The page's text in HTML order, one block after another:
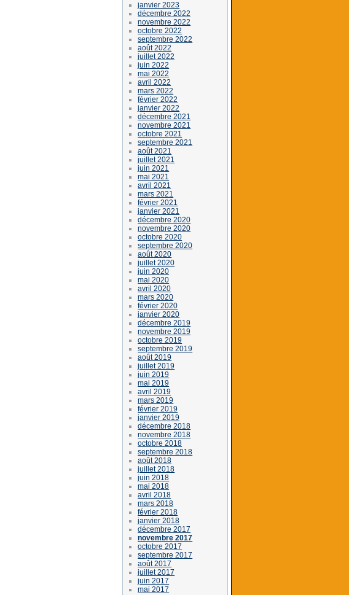
janvier 2023
décembre 2022
novembre 2022
octobre 2022
septembre 2022
août 2022
juillet 2022
juin 2022
mai 2022
avril 2022
mars 2022
février 2022
janvier 2022
décembre 2021
novembre 2021
octobre 2021
septembre 2021
août 2021
juillet 2021
juin 2021
mai 2021
avril 2021
mars 2021
février 2021
janvier 2021
décembre 2020
novembre 2020
octobre 2020
septembre 2020
août 2020
juillet 2020
juin 2020
mai 2020
avril 2020
mars 2020
février 2020
janvier 2020
décembre 2019
novembre 2019
octobre 2019
septembre 2019
août 2019
juillet 2019
juin 2019
mai 2019
avril 2019
mars 2019
février 2019
janvier 2019
décembre 2018
novembre 2018
octobre 2018
septembre 2018
août 2018
juillet 2018
juin 2018
mai 2018
avril 2018
mars 2018
février 2018
janvier 2018
décembre 2017
novembre 2017
octobre 2017
septembre 2017
août 2017
juillet 2017
juin 2017
mai 2017